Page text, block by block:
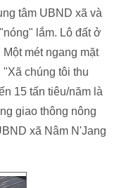
tâm UBND xã và
lắm. Lô đất ở
mét ngang mặt
chúng tôi thu
15 tấn tiêu/năm là
giao thông nông
xã Nâm N'Jang